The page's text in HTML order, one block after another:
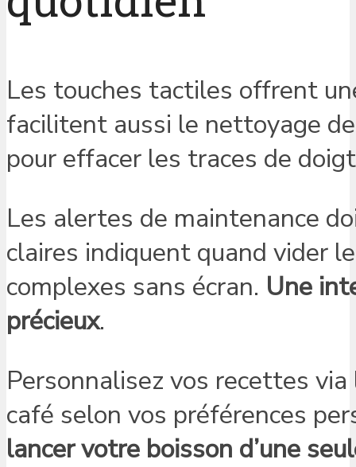
Les touches tactiles offrent
facilitent aussi le nettoyage
pour effacer les traces de
Les alertes de maintenance
claires indiquent quand vider
complexes sans écran. Une
précieux.
Personnalisez vos recettes
café selon vos préférences
lancer votre boisson d’une